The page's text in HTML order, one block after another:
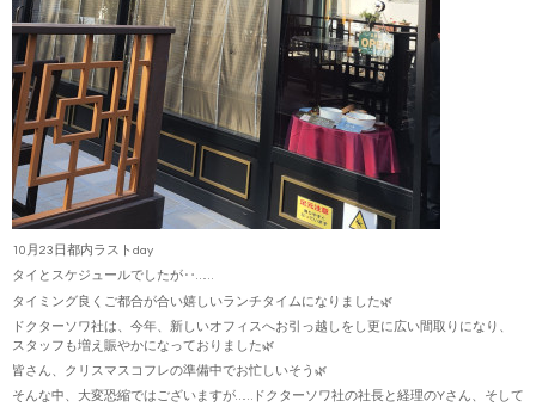
10月23日都内ラストday
タイとスケジュールでしたが‥……
タイミング良くご都合が合い嬉しいランチタイムになりました🌿
ドクターソワ社は、今年、新しいオフィスへお引っ越しをし更に広い間取りになり、
スタッフも増え賑やかになっておりました🌿
皆さん、クリスマスコフレの準備中でお忙しいそう🌿
そんな中、大変恐縮ではございますが……ドクターソワ社の社長と経理のYさん、そして